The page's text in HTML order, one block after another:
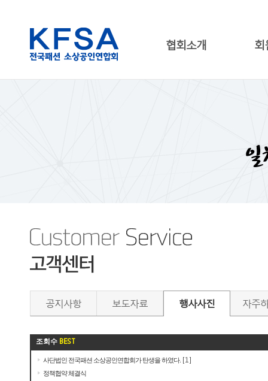
협회소개 회
공지사항 보도자료 행사사진 자주
조회수 BEST
사단법인 전국패션 소상공인연합회가 탄생을 하였다. [1]
정책협약 체결식